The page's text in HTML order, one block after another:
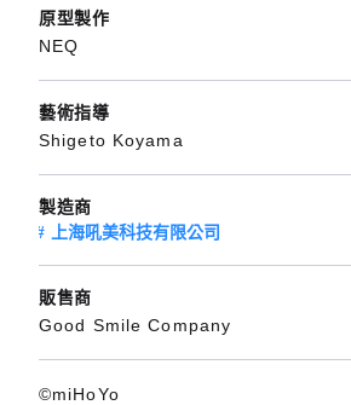
原型製作
NEQ
藝術指導
Shigeto Koyama
製造商
上海吼美科技有限公司
販售商
Good Smile Company
©miHoYo